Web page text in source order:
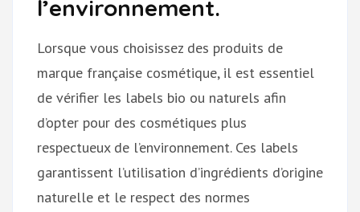
l’environnement.
Lorsque vous choisissez des produits de
marque française cosmétique, il est essentiel
de vérifier les labels bio ou naturels afin
d’opter pour des cosmétiques plus
respectueux de l’environnement. Ces labels
garantissent l’utilisation d’ingrédients d’origine
naturelle et le respect des normes